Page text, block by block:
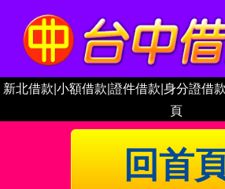
新北借款|小額借款|證件借款|身分證借
頁
回首